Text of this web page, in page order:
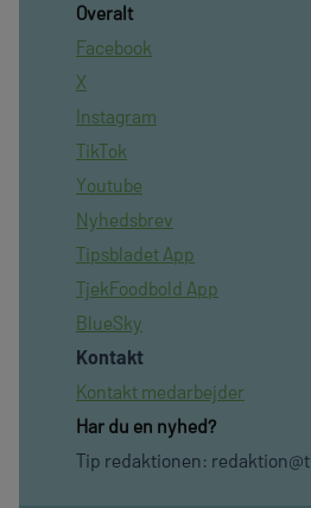
Overalt
Facebook
X
Instagram
TikTok
Youtube
Nyhedsbrev
Tipsbladet App
TjekFoodbold App
BlueSky
Kontakt
Kontakt medarbejder
Har du en nyhed?
Tip redaktionen: